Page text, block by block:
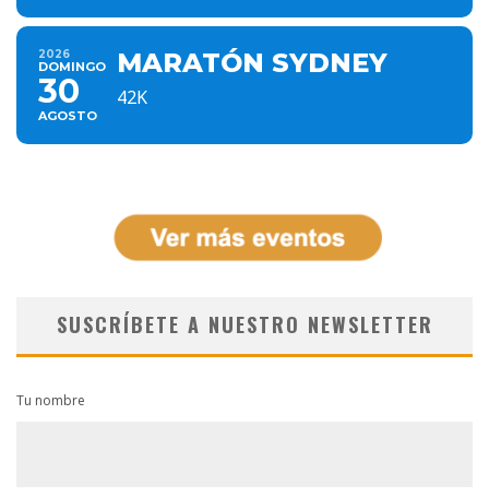
2026
DOMINGO
30
AGOSTO
MARATÓN SYDNEY
42K
SUSCRÍBETE A NUESTRO NEWSLETTER
Tu nombre